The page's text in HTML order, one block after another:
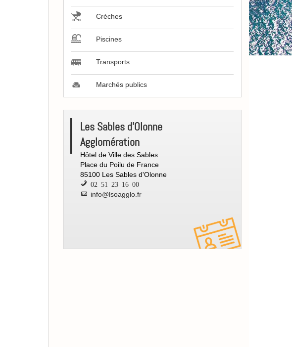
Crèches
Piscines
Transports
Marchés publics
[CCO]
Contacts
Les Sables d'Olonne
Agglomération
Hôtel de Ville des Sables
Place du Poilu de France
85100 Les Sables d'Olonne
02 51 23 16 00
info@lsoagglo.fr